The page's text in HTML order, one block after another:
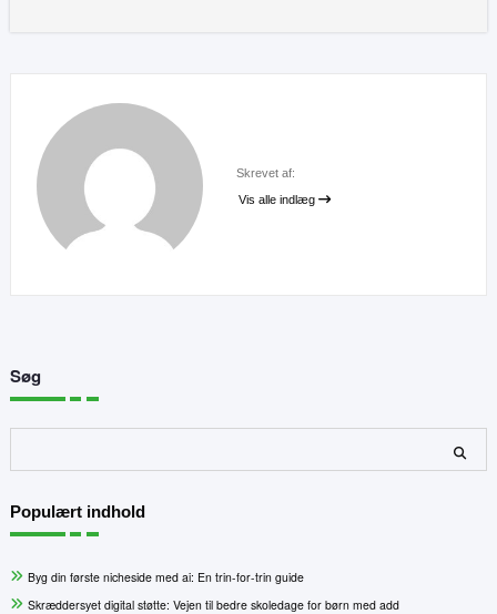
Skrevet af:
Vis alle indlæg
Søg
Populært indhold
Byg din første nicheside med ai: En trin-for-trin guide
Skræddersyet digital støtte: Vejen til bedre skoledage for børn med add